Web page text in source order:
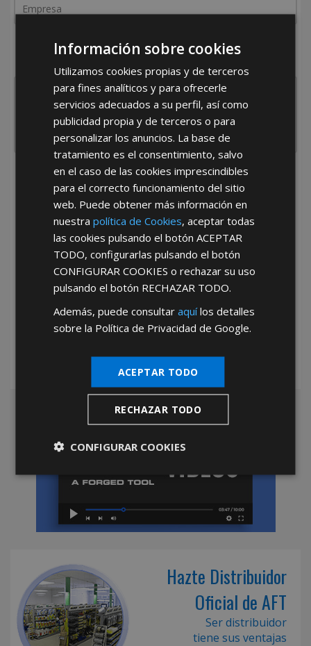
¿De dónde es la empresa?
He leído y acepto laPolítica de Privacidad
*Abstenerse particulares, sólo venta a tiendas y empresas minoristas y
Hazte Distribuidor
Oficial de AFT
Ser distribuidor
tiene sus ventajas
Información sobre cookies
Utilizamos cookies propias y de terceros
para fines analíticos y para ofrecerle
servicios adecuados a su perfil, así como
publicidad propia y de terceros o para
personalizar los anuncios. La base de
tratamiento es el consentimiento, salvo
en el caso de las cookies imprescindibles
para el correcto funcionamiento del sitio
web. Puede obtener más información en
nuestrapolítica de Cookies, aceptar todas
las cookies pulsando el botónACEPTAR
TODO, configurarlas pulsando el botón
CONFIGURAR COOKIES o rechazar su uso
pulsando el botón RECHAZAR TODO.
Además, puede consultaraquílos detalles
sobre la Política de Privacidad de Google.
ACEPTAR TODO
RECHAZAR TODO
CONFIGURAR COOKIES